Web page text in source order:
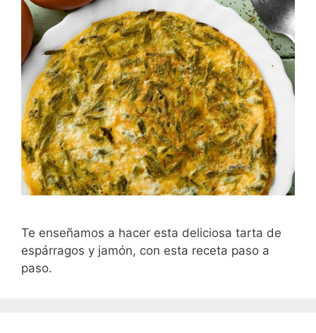
Te enseñamos a hacer esta deliciosa tarta de
espárragos y jamón, con esta receta paso a
paso.